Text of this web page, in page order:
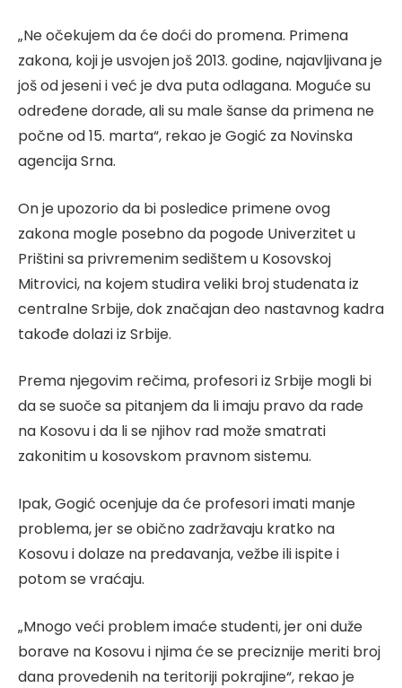
„Ne očekujem da će doći do promena. Primena
zakona, koji je usvojen još 2013. godine, najavljivana je
još od jeseni i već je dva puta odlagana. Moguće su
određene dorade, ali su male šanse da primena ne
počne od 15. marta“, rekao je Gogić za Novinska
agencija Srna.
On je upozorio da bi posledice primene ovog
zakona mogle posebno da pogode Univerzitet u
Prištini sa privremenim sedištem u Kosovskoj
Mitrovici, na kojem studira veliki broj studenata iz
centralne Srbije, dok značajan deo nastavnog kadra
takođe dolazi iz Srbije.
Prema njegovim rečima, profesori iz Srbije mogli bi
da se suoče sa pitanjem da li imaju pravo da rade
na Kosovu i da li se njihov rad može smatrati
zakonitim u kosovskom pravnom sistemu.
Ipak, Gogić ocenjuje da će profesori imati manje
problema, jer se obično zadržavaju kratko na
Kosovu i dolaze na predavanja, vežbe ili ispite i
potom se vraćaju.
„Mnogo veći problem imaće studenti, jer oni duže
borave na Kosovu i njima će se preciznije meriti broj
dana provedenih na teritoriji pokrajine“, rekao je